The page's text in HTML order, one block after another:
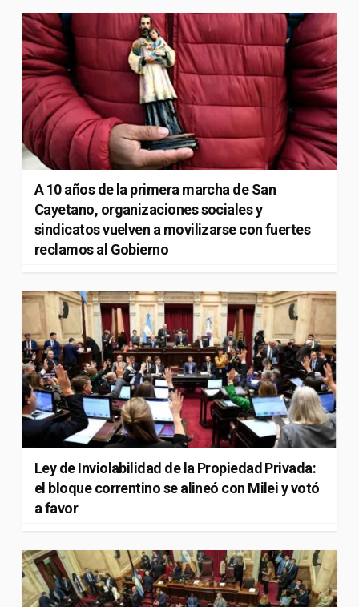
A 10 años de la primera marcha de San
Cayetano, organizaciones sociales y
sindicatos vuelven a movilizarse con fuertes
reclamos al Gobierno
Ley de Inviolabilidad de la Propiedad Privada:
el bloque correntino se alineó con Milei y votó
a favor